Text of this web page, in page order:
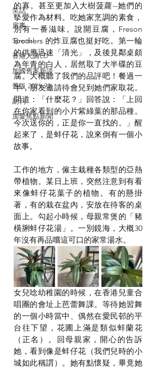
笑話
房事
Special
香港人講ED
加國舊案新談
舊版 2021-22
副刊
加愛焦點新聞
的寡。甚至更加入大樹菠蘿--她們的
摰愛作為材料。吃她家烹調的素食，
別有一番滋味。說開豆腐，Freson
Brothers 的炸豆腐也挺好吃。第一輪
的供應迅速「清光」，及後見鄰桌頗
為年青的白人，居然取了大半碟的豆
腐。大概聽了我們的品評吧！餐過一
半，朋友邀請待會兒到她們家取花。
問道：「什麼花？」回答說：「上回
在你家看到的小片紫綠葉的那品種。
今次送你的，正是你一直找的。」醒
起來了，是蚌仔花，說來倒有一個小
故事。
工作的地方，僱主栽種各類型的亞熱
帶植物。某日上班，突然注意到有看
來像蚌仔花葉子的植物。有的懸掛
著，有的栽在盆內，安放在待客的桌
面上。勾起小時候，母親常煲的「豬
橫脷蚌仔花湯」。一別鏡海，大概30
年沒有再品嚐這可口的家常湯水。
女兒唸幼稚園的時候，在香港兒童合
唱團的會址上芭蕾舞課。等待她習舞
的一個小時當中、偶然在愛民邨的平
台往下望，花圃上滿是類似蚌蘭花
（正名）。回母親家，開心的告訴
她，看到像是蚌仔花（我們兒時的小
城如此稱謂）。她有點懷疑，畢竟她